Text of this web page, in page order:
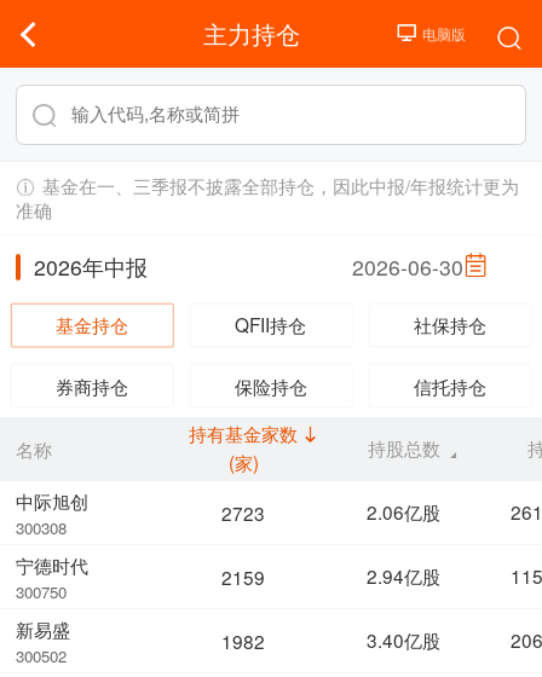
主力持仓
基金在一、三季报不披露全部持仓，因此中报/年报统计更为
准确
2026年中报 2026-06-30
基金持仓 QFII持仓 社保持仓
券商持仓 保险持仓 信托持仓
名称
中际旭创
300308
宁德时代
300750
新易盛
300502
持有基金家数
(家)
持股总数
2723 2.06亿股
2159 2.94亿股
1982 3.40亿股